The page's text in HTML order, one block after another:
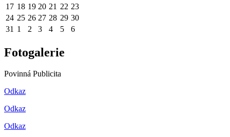
17 18 19 20 21 22 23
24 25 26 27 28 29 30
31 1 2 3 4 5 6
Fotogalerie
Povinná Publicita
Odkaz
Odkaz
Odkaz